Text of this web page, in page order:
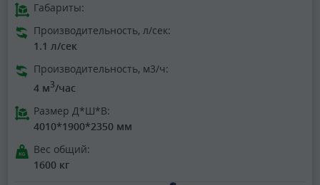
Габариты:
Производительность, л/сек:
1.1 л/сек
Производительность, м3/ч:
4 м3/час
Размер Д*Ш*В:
4010*1900*2350 мм
Вес общий:
1600 кг